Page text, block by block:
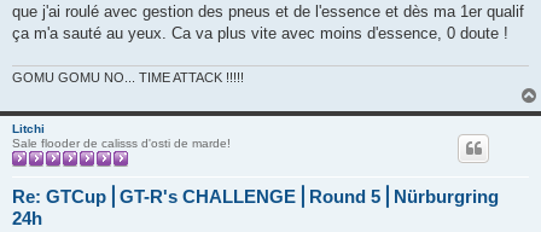
a
g
que j'ai roulé avec gestion des pneus et de l'essence et dès ma 1er qualif
ça m'a sauté au yeux. Ca va plus vite avec moins d'essence, 0 doute !
GOMU GOMU NO... TIME ATTACK !!!!!
Litchi
Sale flooder de calisss d'osti de marde!
Re: GTCup⎪GT-R's CHALLENGE⎪Round 5⎪Nürburgring
24h